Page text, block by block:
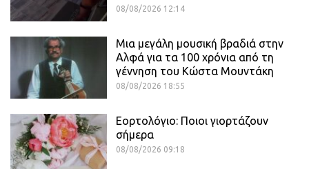
08/08/2026 12:14
Μια μεγάλη μουσική βραδιά στην
Αλφά για τα 100 χρόνια από τη
γέννηση του Κώστα Μουντάκη
08/08/2026 18:55
Εορτολόγιο: Ποιοι γιορτάζουν
σήμερα
08/08/2026 09:18